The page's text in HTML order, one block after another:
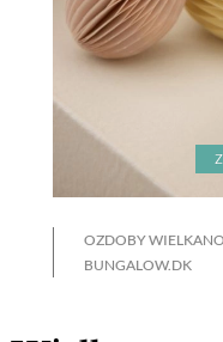
OZDOBY
BUNGALOW.DK